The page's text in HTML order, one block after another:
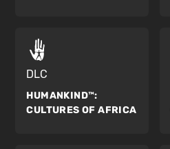
DLC
HUMANKIND™:
CULTURES OF AFRICA